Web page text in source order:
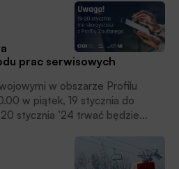
prac serwisowych
w obszarze Profilu
w piątek, 19 stycznia do
stycznia ’24 trwać będzie
poinformował Centralny